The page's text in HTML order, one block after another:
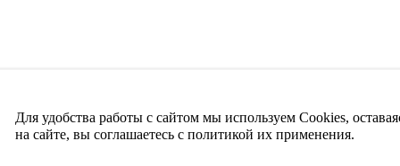
Для удобства работы с сайтом мы используем Cookies,
на сайте, вы соглашаетесь с политикой их применения.